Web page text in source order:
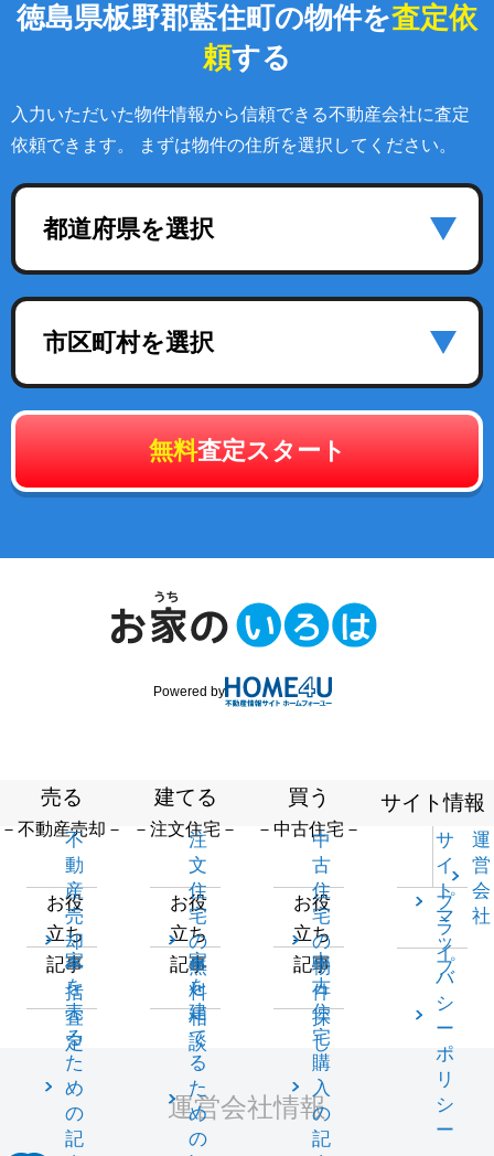
徳島県板野郡藍住町の物件を査定依
頼する
入力いただいた物件情報から信頼できる不動産会社に査定
依頼できます。 まずは物件の住所を選択してください。
都道府県を選択
市区町村を選択
無料査定スタート
Powered by
売る
－不動産売却－
不
動
産
売
却
一
括
査
定
お役
立ち
記事
家
を
売
る
た
め
の
記
建てる
－注文住宅－
注
文
住
宅
の
無
料
相
談
お役
立ち
記事
家
を
建
て
る
た
め
の
買う
－中古住宅－
中
古
住
宅
の
物
件
探
し
お役
立ち
記事
中
古
住
宅
購
入
の
記
サイト情報
サ
イ
ト
マ
ッ
プ
運
営
会
社
プ
ラ
イ
バ
シ
ー
ポ
リ
シ
ー
運営会社情報